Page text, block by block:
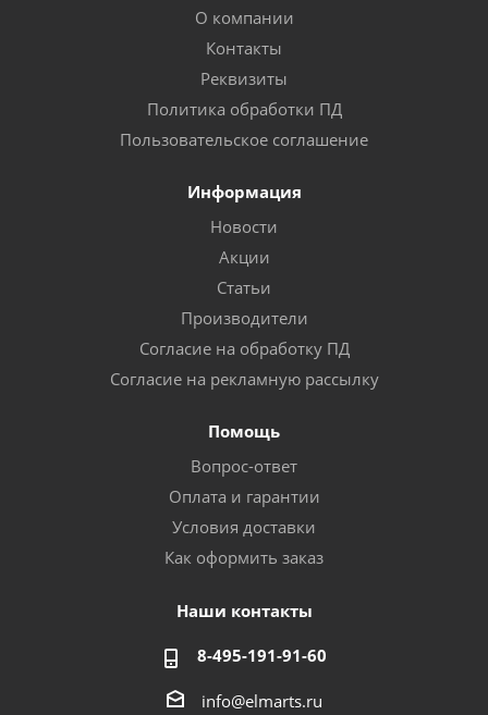
О компании
Контакты
Реквизиты
Политика обработки ПД
Пользовательское соглашение
Информация
Новости
Акции
Статьи
Производители
Согласие на обработку ПД
Согласие на рекламную рассылку
Помощь
Вопрос-ответ
Оплата и гарантии
Условия доставки
Как оформить заказ
Наши контакты
8-495-191-91-60
info@elmarts.ru